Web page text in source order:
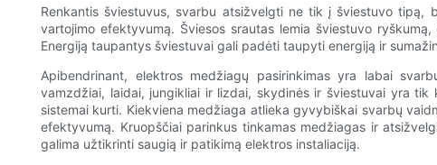
Renkantis šviestuvus, svarbu atsižvelgti ne tik į šviestuvo tipą,
vartojimo efektyvumą. Šviesos srautas lemia šviestuvo
Energiją taupantys šviestuvai gali padėti taupyti energiją ir
Apibendrinant, elektros medžiagų pasirinkimas yra labai
vamzdžiai, laidai, jungikliai ir lizdai, skydinės ir šviestuvai yra tik
sistemai kurti. Kiekviena medžiaga atlieka gyvybiškai svarbų
efektyvumą. Kruopščiai parinkus tinkamas medžiagas ir
galima užtikrinti saugią ir patikimą elektros instaliaciją.